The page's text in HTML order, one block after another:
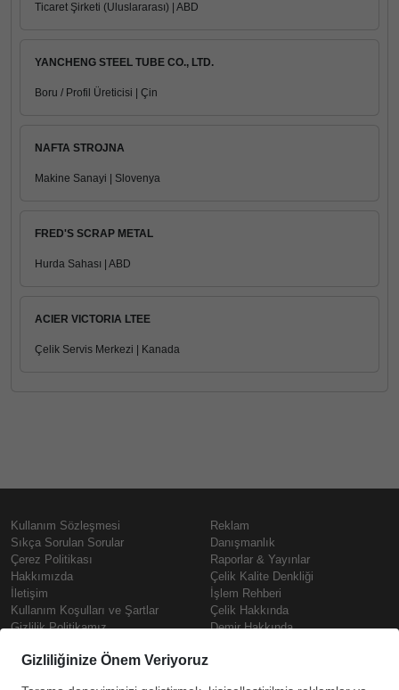
Ticaret Şirketi (Uluslararası) | ABD
YANCHENG STEEL TUBE CO., LTD.
Boru / Profil Üreticisi | Çin
NAFTA STROJNA
Makine Sanayi | Slovenya
FRED'S SCRAP METAL
Hurda Sahası | ABD
ACIER VICTORIA LTEE
Çelik Servis Merkezi | Kanada
Kullanım Sözleşmesi
Sıkça Sorulan Sorular
Çerez Politikası
Hakkımızda
İletişim
Kullanım Koşulları ve Şartlar
Gizlilik Politikamız
Prime
Reklam
Danışmanlık
Raporlar & Yayınlar
Çelik Kalite Denkliği
İşlem Rehberi
Çelik Hakkında
Demir Hakkında